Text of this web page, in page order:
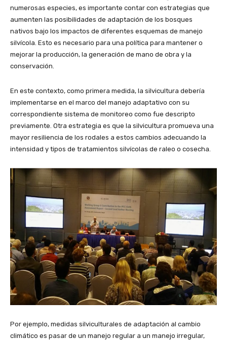
numerosas especies, es importante contar con estrategias que
aumenten las posibilidades de adaptación de los bosques
nativos bajo los impactos de diferentes esquemas de manejo
silvícola. Esto es necesario para una política para mantener o
mejorar la producción, la generación de mano de obra y la
conservación.
En este contexto, como primera medida, la silvicultura debería
implementarse en el marco del manejo adaptativo con su
correspondiente sistema de monitoreo como fue descripto
previamente. Otra estrategia es que la silvicultura promueva una
mayor resiliencia de los rodales a estos cambios adecuando la
intensidad y tipos de tratamientos silvícolas de raleo o cosecha.
Por ejemplo, medidas silviculturales de adaptación al cambio
climático es pasar de un manejo regular a un manejo irregular,